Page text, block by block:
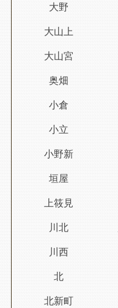
大野
大山上
大山宮
奥畑
小倉
小立
小野新
垣屋
上筱見
川北
川西
北
北新町